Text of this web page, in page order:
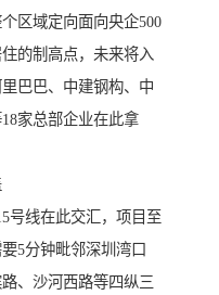
区域定向面向央企500
的制高点，未来将入
巴巴、中建钢构、中
家总部企业在此拿
号线在此交汇，项目至
5分钟毗邻深圳湾口
、沙河西路等四纵三